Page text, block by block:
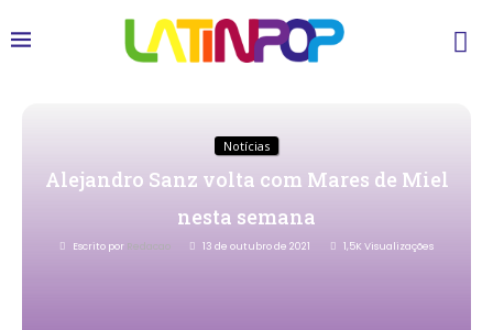
Notícias
Alejandro Sanz volta com Mares de Miel
nesta semana
Escrito por Redacao 13 de outubro de 2021 1,5K Visualizações